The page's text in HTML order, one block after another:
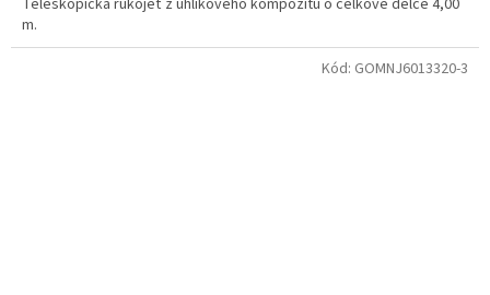
Teleskopická rukojeť z uhlíkového kompozitu o celkové délce 4,00
m.
Kód: GOMNJ6013320-3